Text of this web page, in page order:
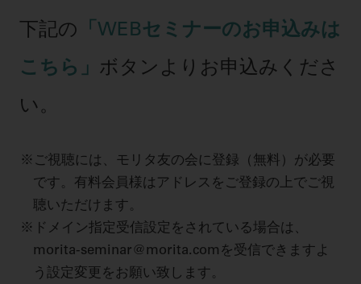
下記の 「WEBセミナーのお申込みは
こちら」 ボタンよりお申込みくださ
い。
ご視聴には、モリタ友の会に登録（無料）が必要
です。有料会員様はアドレスをご登録の上でご視
聴いただけます。
ドメイン指定受信設定をされている場合は、
morita-seminar@morita.comを受信できますよ
う設定変更をお願い致します。